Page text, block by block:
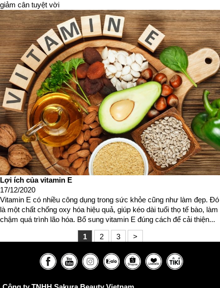
giảm cân tuyệt vời
Lợi ích của vitamin E
17/12/2020
Vitamin E có nhiều công dụng trong sức khỏe cũng như làm đẹp. Đó
là một chất chống oxy hóa hiệu quả, giúp kéo dài tuổi thọ tế bào, làm
chậm quá trình lão hóa. Bổ sung vitamin E đúng cách để cải thiện...
1 2 3 >